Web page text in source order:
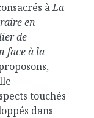
àLa
en
de
face à la
touchés
dans